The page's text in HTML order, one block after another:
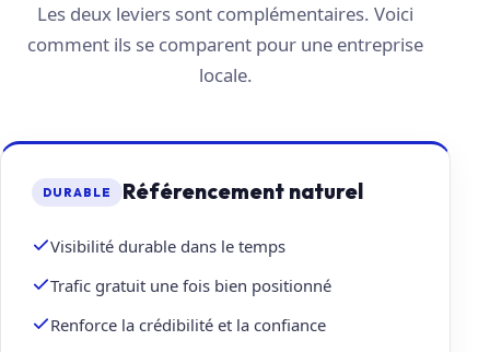
Les deux leviers sont complémentaires. Voici
comment ils se comparent pour une entreprise
locale.
DURABLE Référencement naturel
Visibilité durable dans le temps
Trafic gratuit une fois bien positionné
Renforce la crédibilité et la confiance